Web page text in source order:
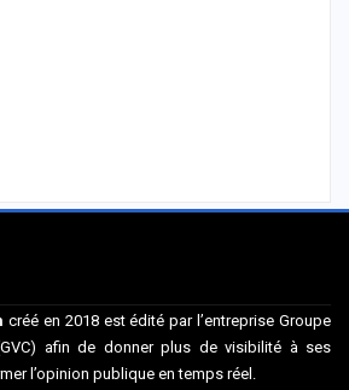
créé en 2018 est édité par l’entreprise Groupe
afin de donner plus de visibilité à ses
l’opinion publique en temps réel.